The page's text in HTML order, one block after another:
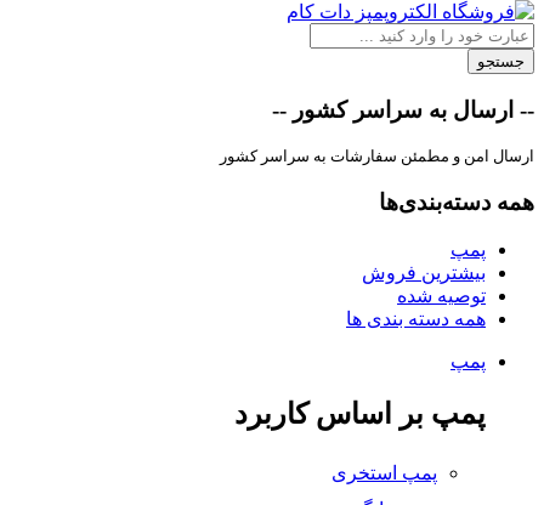
جستجو
-- ارسال به سراسر کشور --
ارسال امن و مطمئن سفارشات به سراسر کشور
همه دسته‌بندی‌ها
پمپ
بیشترین فروش
توصیه شده
همه دسته بندی ها
پمپ
پمپ بر اساس کاربرد
پمپ استخری